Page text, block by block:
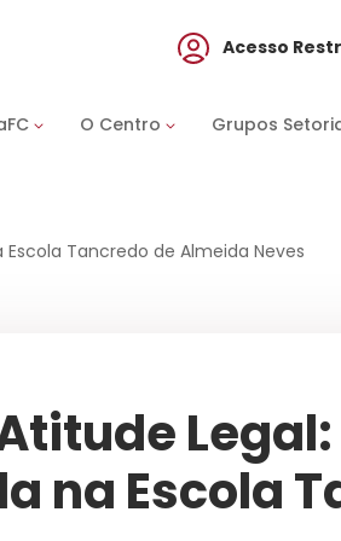
O Centro Grupos
Acesso
Tancredo de Almeida Neves
na Escola